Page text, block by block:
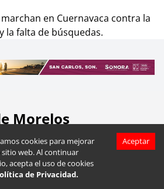
cookies para mejorar
web. Al continuar
acepta el uso de cookies
de Privacidad.
Aceptar
en Cuernavaca contra la
la falta de búsquedas.
Morelos